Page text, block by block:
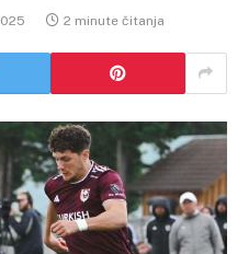
2 minute čitanja